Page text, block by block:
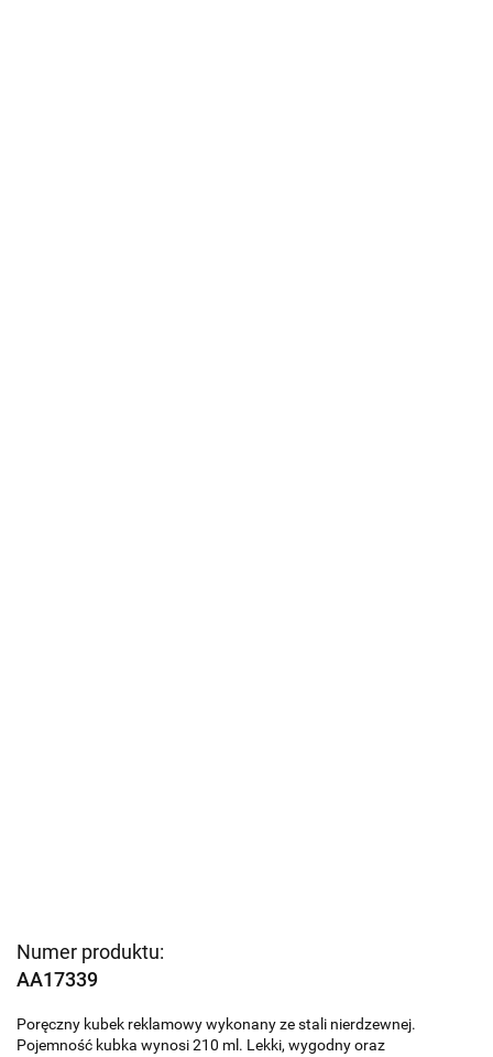
Numer produktu:
AA17339
Poręczny kubek reklamowy wykonany ze stali nierdzewnej.
Pojemność kubka wynosi 210 ml. Lekki, wygodny oraz